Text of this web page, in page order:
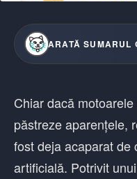
ARATĂ SUMARUL
Chiar dacă
păstreze aparențele,
fost deja acaparat de
artificială. Potrivit